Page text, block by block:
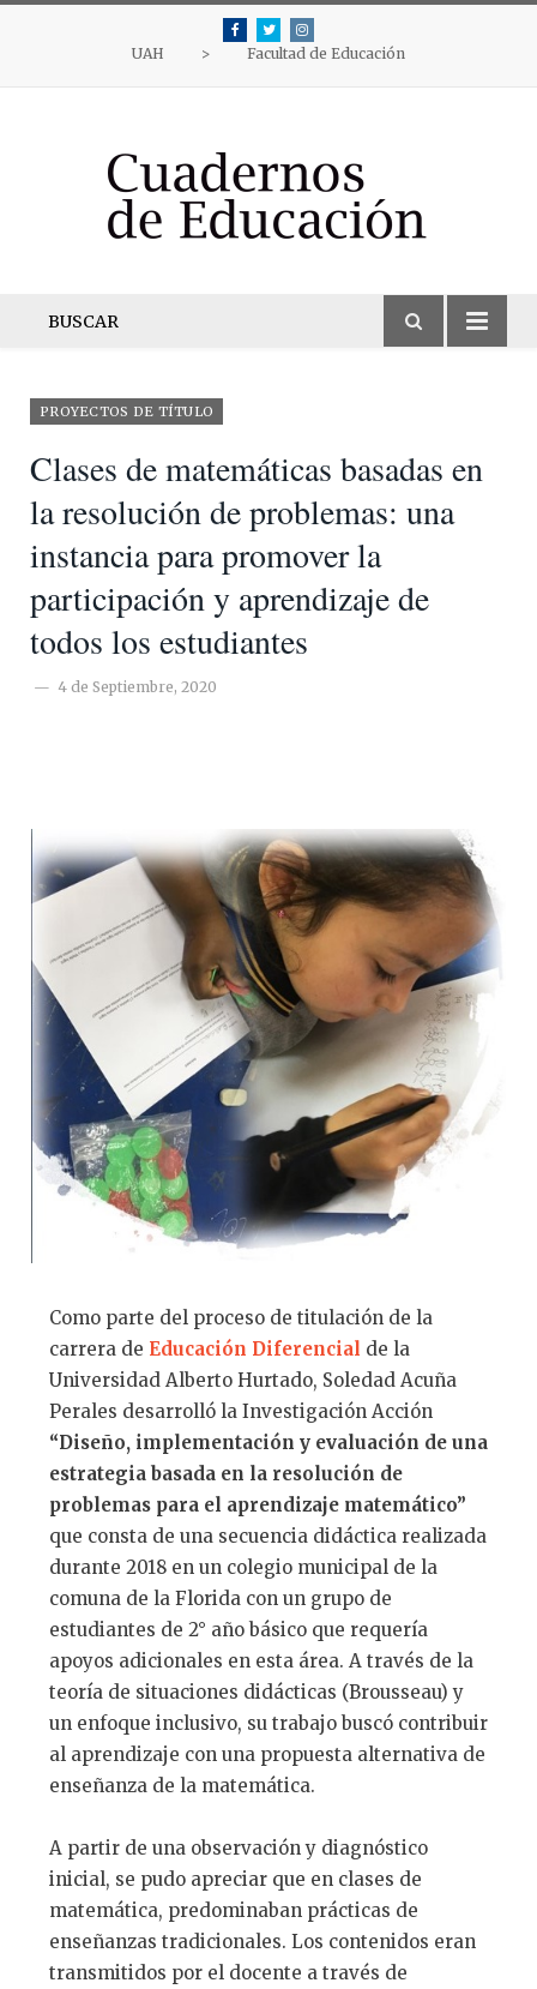
FacebookTwitterInstagram
UAH > Facultad de Educación
BUSCAR
PROYECTOS DE TÍTULO
Clases de matemáticas basadas en
la resolución de problemas: una
instancia para promover la
participación y aprendizaje de
todos los estudiantes
4 de Septiembre, 2020
Como parte del proceso de titulación de la
carrera de Educación Diferencial de la
Universidad Alberto Hurtado, Soledad Acuña
Perales desarrolló la Investigación Acción
“Diseño, implementación y evaluación de una
estrategia basada en la resolución de
problemas para el aprendizaje matemático”
que consta de una secuencia didáctica realizada
durante 2018 en un colegio municipal de la
comuna de la Florida con un grupo de
estudiantes de 2° año básico que requería
apoyos adicionales en esta área. A través de la
teoría de situaciones didácticas (Brousseau) y
un enfoque inclusivo, su trabajo buscó contribuir
al aprendizaje con una propuesta alternativa de
enseñanza de la matemática.
A partir de una observación y diagnóstico
inicial, se pudo apreciar que en clases de
matemática, predominaban prácticas de
enseñanzas tradicionales. Los contenidos eran
transmitidos por el docente a través de